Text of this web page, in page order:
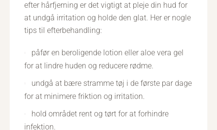
efter hårfjerning er det vigtigt at pleje din hud for
at undgå irritation og holde den glat. Her er nogle
tips til efterbehandling:
påfør en beroligende lotion eller aloe vera gel
for at lindre huden og reducere rødme.
undgå at bære stramme tøj i de første par dage
for at minimere friktion og irritation.
hold området rent og tørt for at forhindre
infektion.